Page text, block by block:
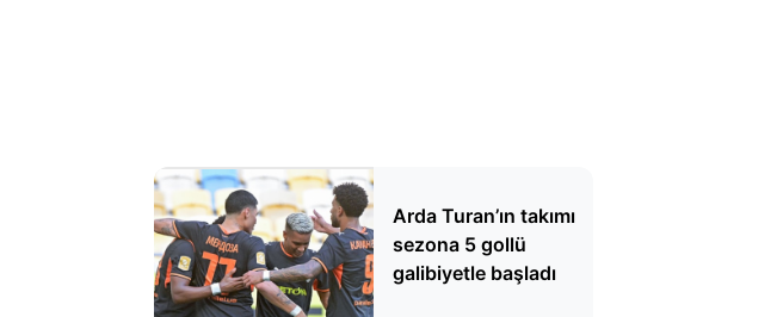
Arda Turan’ın takımı
sezona 5 gollü
galibiyetle başladı